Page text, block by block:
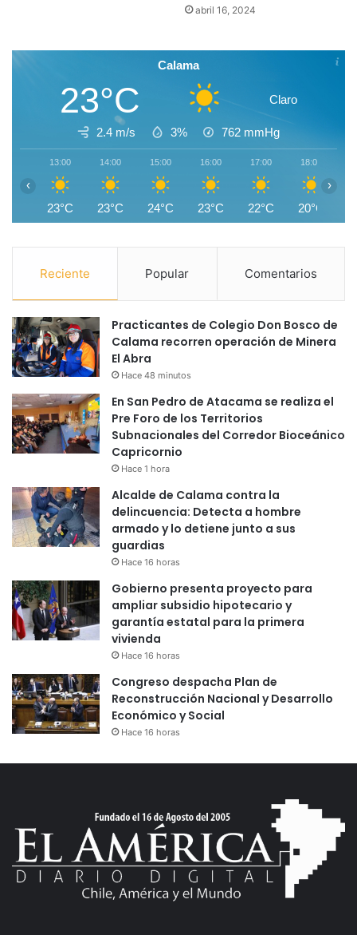
abril 16, 2024
Calama
23°C Claro
2.4 m/s 3% 762 mmHg
13:00
23°C
14:00
23°C
15:00
24°C
16:00
23°C
17:00
22°C
18:00
20°C
‹ ›
Reciente Popular Comentarios
Practicantes de Colegio Don Bosco de
Calama recorren operación de Minera
El Abra
Hace 48 minutos
En San Pedro de Atacama se realiza el
Pre Foro de los Territorios
Subnacionales del Corredor Bioceánico
Capricornio
Hace 1 hora
Alcalde de Calama contra la
delincuencia: Detecta a hombre
armado y lo detiene junto a sus
guardias
Hace 16 horas
Gobierno presenta proyecto para
ampliar subsidio hipotecario y
garantía estatal para la primera
vivienda
Hace 16 horas
Congreso despacha Plan de
Reconstrucción Nacional y Desarrollo
Económico y Social
Hace 16 horas